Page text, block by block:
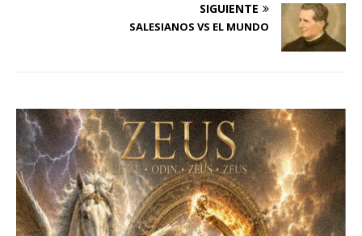
SIGUIENTE
SALESIANOS VS EL MUNDO